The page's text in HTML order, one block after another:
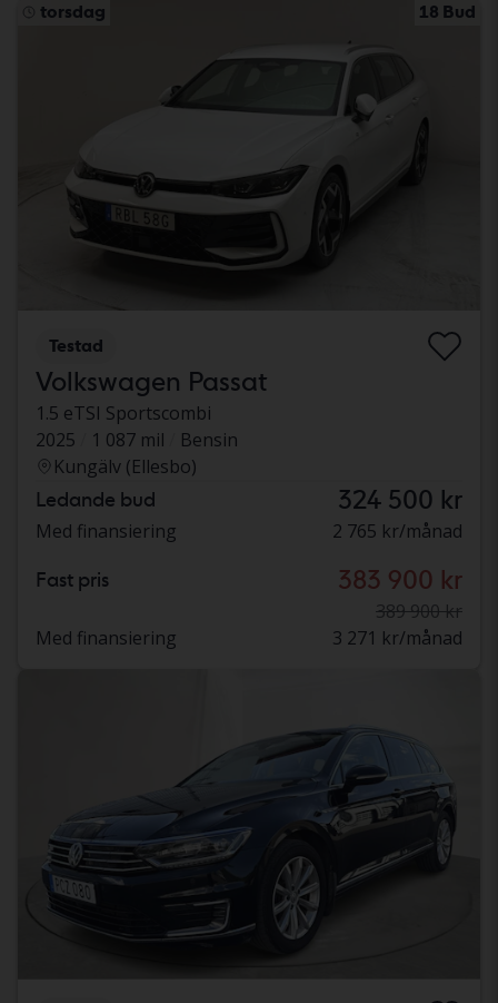
torsdag 18 Bud
Testad
Volkswagen Passat
1.5 eTSI Sportscombi
2025
1 087 mil
Bensin
Kungälv (Ellesbo)
Ledande bud 324 500 kr
Med finansiering 2 765 kr/månad
Fast pris 383 900 kr
389 900 kr
Med finansiering
3 271 kr/månad